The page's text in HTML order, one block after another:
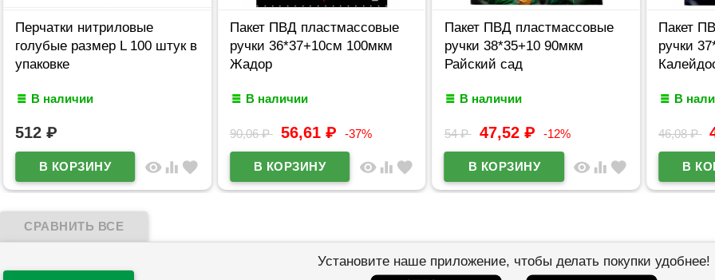
Перчатки нитриловые
голубые размер L 100 штук в
упаковке
В наличии
512 ₽
visibility equalizer favorite
Пакет ПВД пластмассовые
ручки 36*37+10см 100мкм
Жадор
В наличии
90,06₽ 56,61 ₽ -37%
visibility equalizer favorite
Пакет ПВД пластмассовые
ручки 38*35+10 90мкм
Райский сад
В наличии
54₽ 47,52 ₽ -12%
visibility equalizer favorite
Пакет
ручки
В
46,08₽
Установите наше приложение, чтобы делать покупки удобнее!